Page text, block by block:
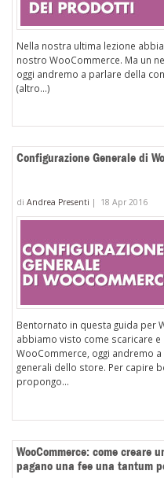
Nella nostra ultima lezione
nostro WooCommerce. Ma un
oggi andremo a parlare della
(altro…)
Configurazione Generale di
di Andrea Presenti | 18 Apr 2016
Bentornato in questa guida per
abbiamo visto come scaricare
WooCommerce, oggi andremo
generali dello store. Per capire
propongo...
WooCommerce: come creare
pagano una fee una tantum